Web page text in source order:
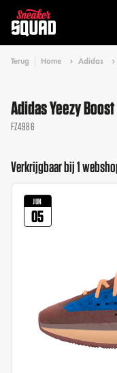
Terug Home Adidas
Adidas Yeezy
FZ4986
Verkrijgbaar bij 1
JUN
05